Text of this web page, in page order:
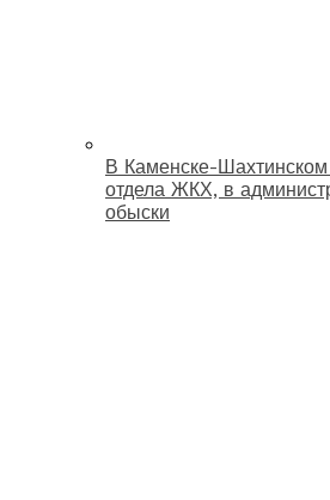
В Каменске-
отдела ЖКХ, в
обыски